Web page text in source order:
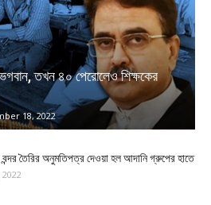
তখন ৪০ পেরোলেও শিক্ষকের
18, 2022
তৈরির অনুমতিপত্র দেওয়া হল আদানি গ্রুপের হাতে